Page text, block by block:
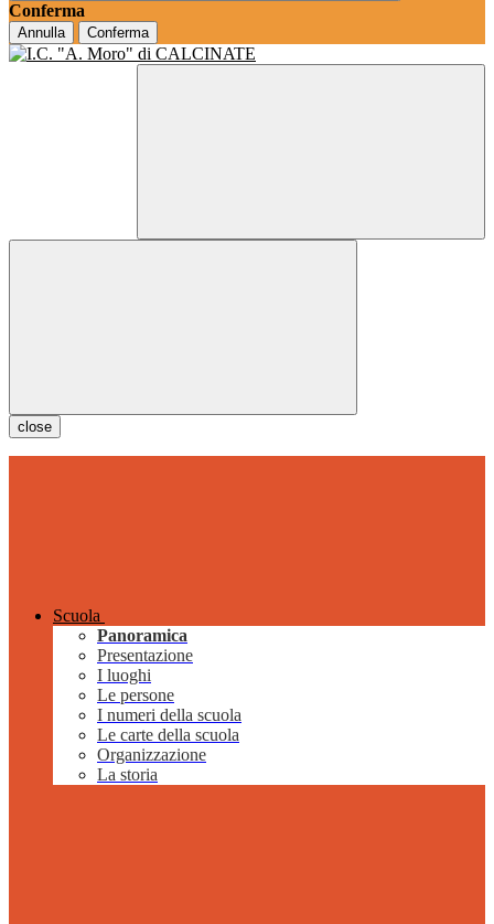
Conferma
Annulla Conferma
close
Scuola
Panoramica
Presentazione
I luoghi
Le persone
I numeri della scuola
Le carte della scuola
Organizzazione
La storia